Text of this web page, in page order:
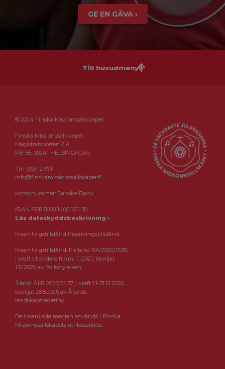
GE EN GÅVA ›
Till huvudmenyn
© 2024 Finska Missionssällskapet
Finska Missionssällskapet
Magistratsporten 2 A
PB 56, 00241 HELSINGFORS
Tfn (09) 12 971
info@finskamissionssallskapet.fi
Kontonummer: Danske Bank
IBAN FI38 8000 1400 1611 30
Läs dataskyddsbeskrivning ›
Insamlingstillstånd Insamlingstillstånd:
Insamlingstillstånd: Finland RA/2020/1538,
i kraft tillsvidare fr.o.m. 1.1.2021, beviljat
1.12.2020 av Polisstyrelsen.
Åland ÅLR 2025/5437, i kraft 1.1-31.12.2026,
beviljat 28.8.2025 av Ålands
landskapsregering.
De insamlade medlen används i Finska
Missionssällskapets utrikesarbete.